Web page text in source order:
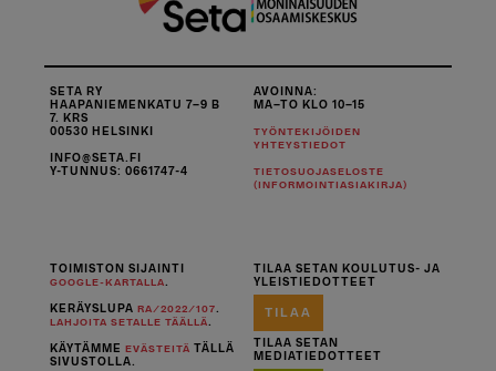
SETA RY
HAAPANIEMENKATU 7–9 B
7. KRS
00530 HELSINKI
INFO@SETA.FI
Y-TUNNUS: 0661747-4
AVOINNA:
MA–TO KLO 10–15
TYÖNTEKIJÖIDEN
YHTEYSTIEDOT
TIETOSUOJASELOSTE
(INFORMOINTIASIAKIRJA)
TOIMISTON SIJAINTI
GOOGLE-KARTALLA.
KERÄYSLUPARA/2022/107.
LAHJOITA SETALLE TÄÄLLÄ.
KÄYTÄMMEEVÄSTEITÄ TÄLLÄ
SIVUSTOLLA.
TILAA SETAN KOULUTUS- JA
YLEISTIEDOTTEET
TILAA
TILAA SETAN
MEDIATIEDOTTEET